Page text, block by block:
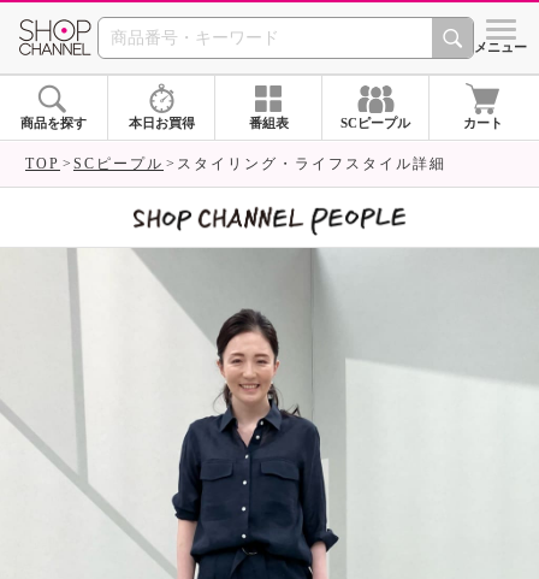
SHOP CHANNEL シメニュー
商品を探す 本日お買得 番組表 SCピープル カート
TOP SCピープル スタイリング・ライフスタイル詳細